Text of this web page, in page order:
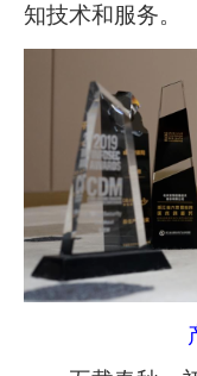
知技术和服务。